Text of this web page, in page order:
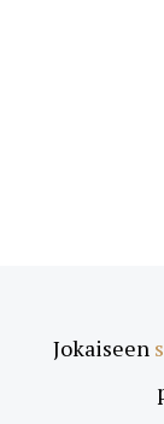
Jokaiseen